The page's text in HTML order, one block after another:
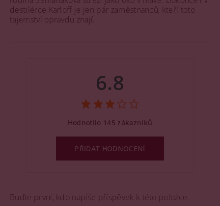
destilérce Karloff je jen pár zaměstnanců, kteří toto
tajemství opravdu znají.
Buďte první, kdo napíše příspěvek k této položce.
6.8
Hodnotilo 145 zákazníků
PŘIDAT HODNOCENÍ